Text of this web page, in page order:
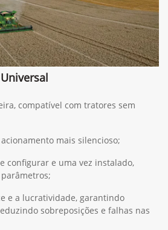
compatível com tratores sem
mais silencioso;
configurar e uma vez instalado,
e a lucratividade, garantindo
sobreposições e falhas nas